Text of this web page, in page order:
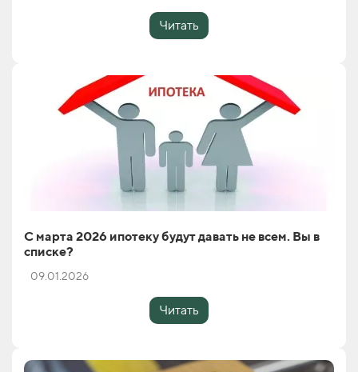
Читать
С марта 2026 ипотеку будут давать не всем. Вы в
списке?
09.01.2026
Читать